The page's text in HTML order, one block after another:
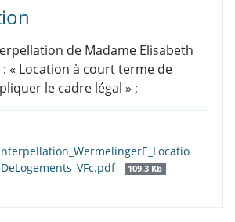
de Madame Elisabeth
: « Location à court terme de
le cadre légal » ;
109.3 Kb